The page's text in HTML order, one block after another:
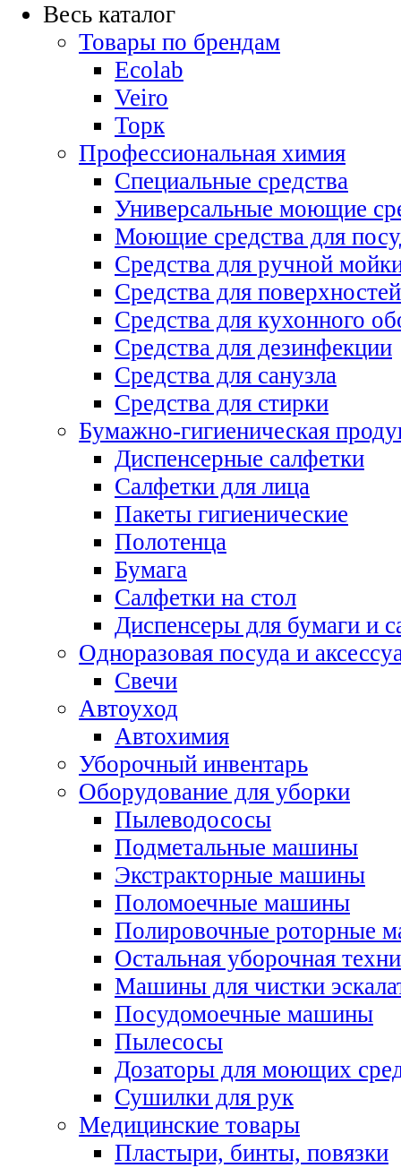
Весь каталог
Товары по брендам
Ecolab
Veiro
Торк
Профессиональная химия
Специальные средства
Универсальные моющие
Моющие средства для
Средства для ручной
Средства для поверхностей
Средства для кухонного
Средства для дезинфекции
Средства для санузла
Средства для стирки
Бумажно-гигиеническая
Диспенсерные салфетки
Салфетки для лица
Пакеты гигиенические
Полотенца
Бумага
Салфетки на стол
Диспенсеры для бумаги и
Одноразовая посуда и
Свечи
Автоуход
Автохимия
Уборочный инвентарь
Оборудование для уборки
Пылеводососы
Подметальные машины
Экстракторные машины
Поломоечные машины
Полировочные роторные
Остальная уборочная
Машины для чистки
Посудомоечные машины
Пылесосы
Дозаторы для моющих
Сушилки для рук
Медицинские товары
Пластыри, бинты, повязки